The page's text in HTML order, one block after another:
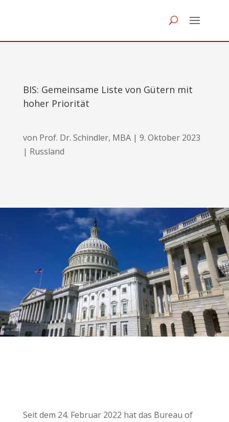
BIS: Gemeinsame Liste von Gütern mit
hoher Priorität
von Prof. Dr. Schindler, MBA| 9. Oktober 2023
| Russland
Seit dem 24. Februar 2022 hat das Bureau of